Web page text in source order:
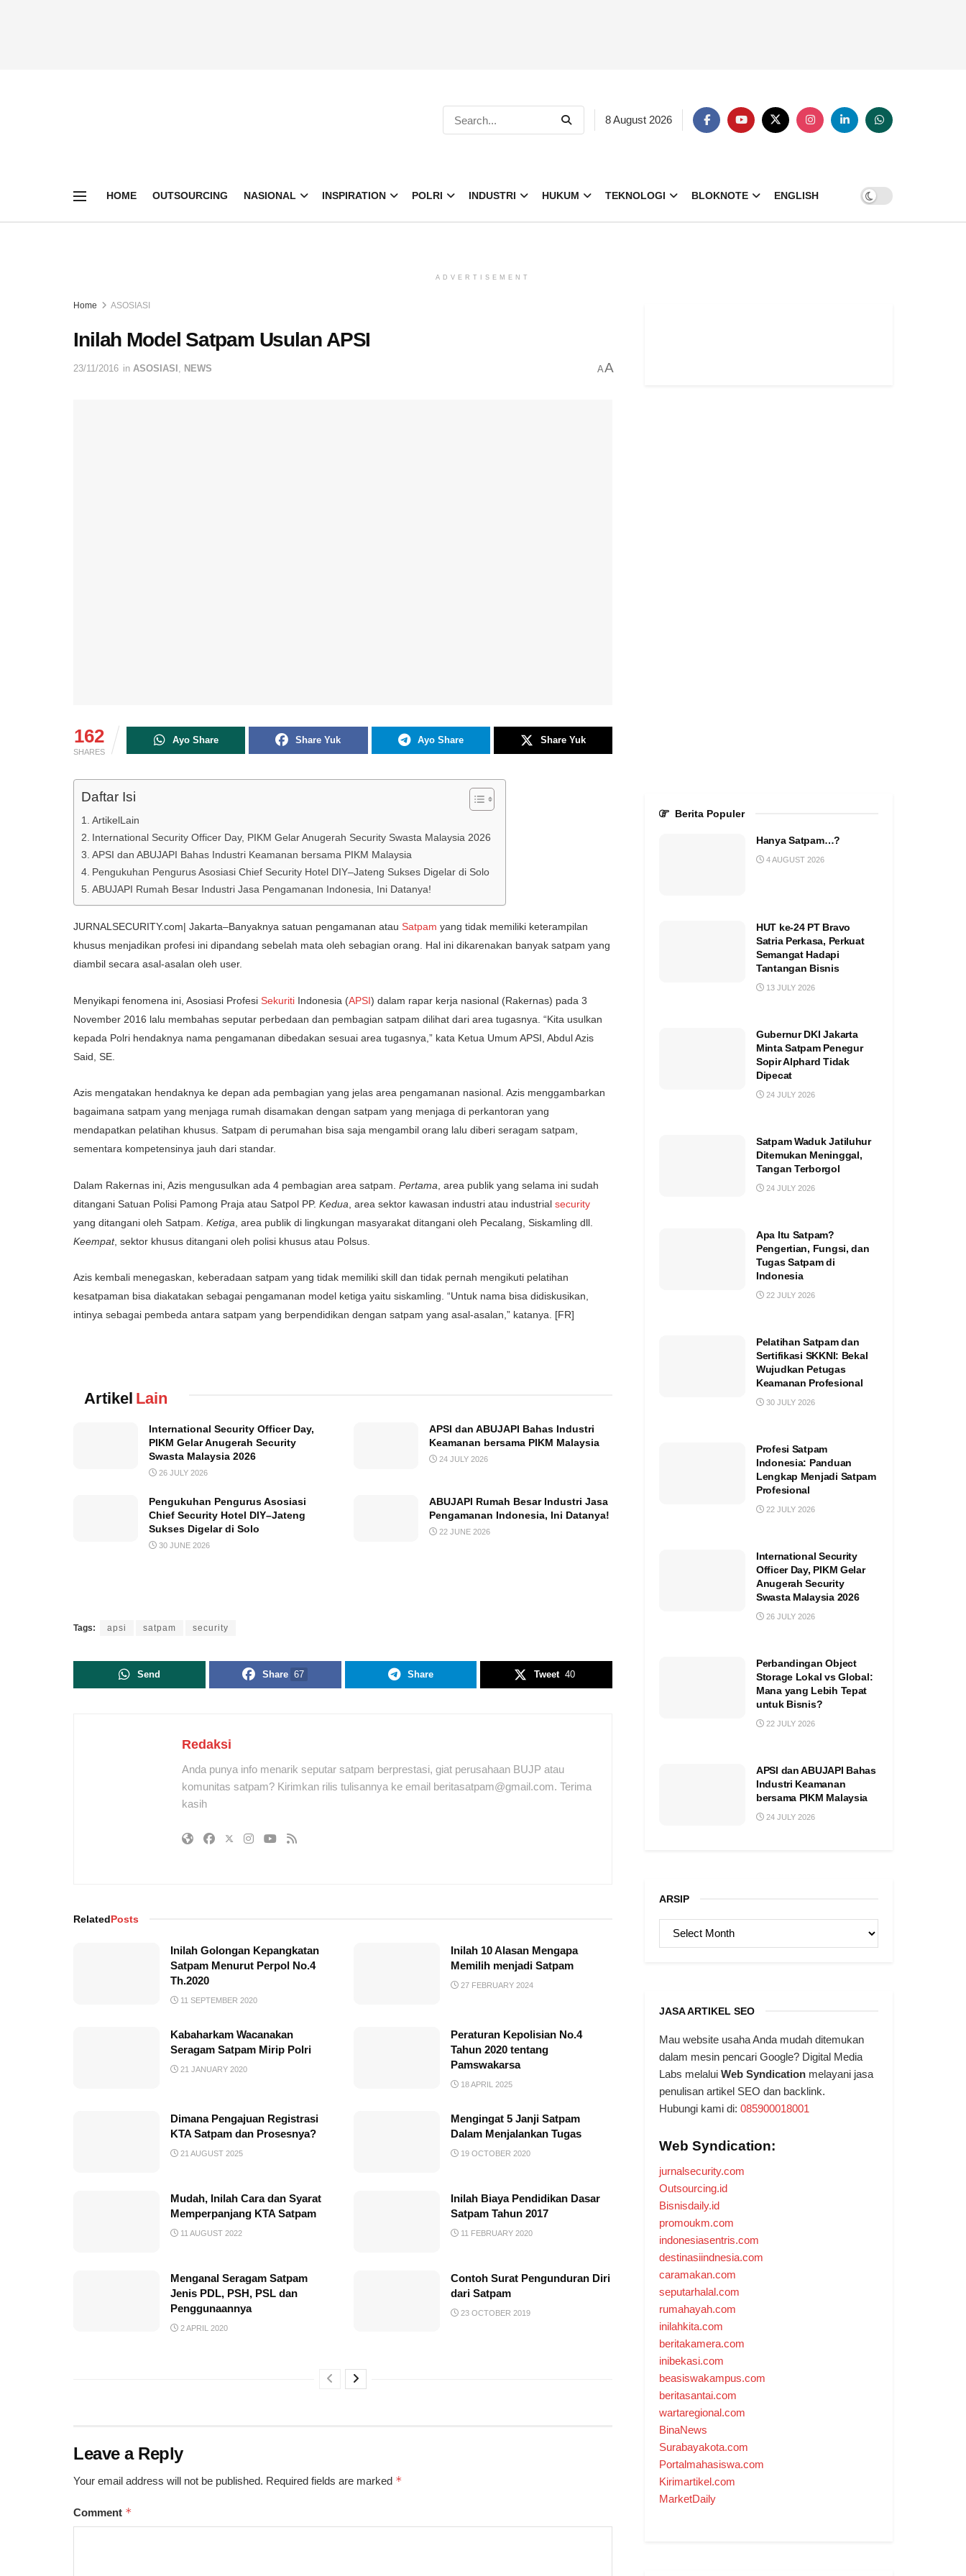
8 August 2026
HOME OUTSOURCING NASIONAL INSPIRATION POLRI INDUSTRI HUKUM TEKNOLOGI BLOKNOTE ENGLISH
ADVERTISEMENT
Home ASOSIASI
Inilah Model Satpam Usulan APSI
23/11/2016 in ASOSIASI , NEWS AA
162
SHARES
Ayo Share Share Yuk Ayo Share Share Yuk
Daftar Isi
ArtikelLain
International Security Officer Day, PIKM Gelar Anugerah Security Swasta Malaysia 2026
APSI dan ABUJAPI Bahas Industri Keamanan bersama PIKM Malaysia
Pengukuhan Pengurus Asosiasi Chief Security Hotel DIY–Jateng Sukses Digelar di Solo
ABUJAPI Rumah Besar Industri Jasa Pengamanan Indonesia, Ini Datanya!
JURNALSECURITY.com| Jakarta–Banyaknya satuan pengamanan atau Satpam yang tidak memiliki keterampilan
khusus menjadikan profesi ini dipandang sebelah mata oleh sebagian orang. Hal ini dikarenakan banyak satpam yang
diambil secara asal-asalan oleh user.
Menyikapi fenomena ini, Asosiasi Profesi Sekuriti Indonesia (APSI) dalam rapar kerja nasional (Rakernas) pada 3
November 2016 lalu membahas seputar perbedaan dan pembagian satpam dilihat dari area tugasnya. “Kita usulkan
kepada Polri hendaknya nama pengamanan dibedakan sesuai area tugasnya,” kata Ketua Umum APSI, Abdul Azis
Said, SE.
Azis mengatakan hendaknya ke depan ada pembagian yang jelas area pengamanan nasional. Azis menggambarkan
bagaimana satpam yang menjaga rumah disamakan dengan satpam yang menjaga di perkantoran yang
mendapatkan pelatihan khusus. Satpam di perumahan bisa saja mengambil orang lalu diberi seragam satpam,
sementara kompetensinya jauh dari standar.
Dalam Rakernas ini, Azis mengusulkan ada 4 pembagian area satpam. Pertama , area publik yang selama ini sudah
ditangani Satuan Polisi Pamong Praja atau Satpol PP. Kedua , area sektor kawasan industri atau industrial security
yang ditangani oleh Satpam. Ketiga , area publik di lingkungan masyarakat ditangani oleh Pecalang, Siskamling dll.
Keempat, sektor khusus ditangani oleh polisi khusus atau Polsus.
Azis kembali menegaskan, keberadaan satpam yang tidak memiliki skill dan tidak pernah mengikuti pelatihan
kesatpaman bisa diakatakan sebagai pengamanan model ketiga yaitu siskamling. “Untuk nama bisa didiskusikan,
intinya sebagai pembeda antara satpam yang berpendidikan dengan satpam yang asal-asalan,” katanya. [FR]
Artikel Lain
International Security Officer Day,
PIKM Gelar Anugerah Security
Swasta Malaysia 2026
26 JULY 2026
APSI dan ABUJAPI Bahas Industri
Keamanan bersama PIKM Malaysia
24 JULY 2026
Pengukuhan Pengurus Asosiasi
Chief Security Hotel DIY–Jateng
Sukses Digelar di Solo
30 JUNE 2026
ABUJAPI Rumah Besar Industri Jasa
Pengamanan Indonesia, Ini Datanya!
22 JUNE 2026
Tags: apsi satpam security
Send Share 67 Share Tweet 40
Redaksi
Anda punya info menarik seputar satpam berprestasi, giat perusahaan BUJP atau
komunitas satpam? Kirimkan rilis tulisannya ke email beritasatpam@gmail.com. Terima
kasih
RelatedPosts
Inilah Golongan Kepangkatan
Satpam Menurut Perpol No.4
Th.2020
11 SEPTEMBER 2020
Inilah 10 Alasan Mengapa
Memilih menjadi Satpam
27 FEBRUARY 2024
Kabaharkam Wacanakan
Seragam Satpam Mirip Polri
21 JANUARY 2020
Peraturan Kepolisian No.4
Tahun 2020 tentang
Pamswakarsa
18 APRIL 2025
Dimana Pengajuan Registrasi
KTA Satpam dan Prosesnya?
21 AUGUST 2025
Mengingat 5 Janji Satpam
Dalam Menjalankan Tugas
19 OCTOBER 2020
Mudah, Inilah Cara dan Syarat
Memperpanjang KTA Satpam
11 AUGUST 2022
Inilah Biaya Pendidikan Dasar
Satpam Tahun 2017
11 FEBRUARY 2020
Menganal Seragam Satpam
Jenis PDL, PSH, PSL dan
Penggunaannya
2 APRIL 2020
Contoh Surat Pengunduran Diri
dari Satpam
23 OCTOBER 2019
Leave a Reply
Your email address will not be published. Required fields are marked *
Comment *
Berita Populer
Hanya Satpam…?
4 AUGUST 2026
HUT ke-24 PT Bravo
Satria Perkasa, Perkuat
Semangat Hadapi
Tantangan Bisnis
13 JULY 2026
Gubernur DKI Jakarta
Minta Satpam Penegur
Sopir Alphard Tidak
Dipecat
24 JULY 2026
Satpam Waduk Jatiluhur
Ditemukan Meninggal,
Tangan Terborgol
24 JULY 2026
Apa Itu Satpam?
Pengertian, Fungsi, dan
Tugas Satpam di
Indonesia
22 JULY 2026
Pelatihan Satpam dan
Sertifikasi SKKNI: Bekal
Wujudkan Petugas
Keamanan Profesional
30 JULY 2026
Profesi Satpam
Indonesia: Panduan
Lengkap Menjadi Satpam
Profesional
22 JULY 2026
International Security
Officer Day, PIKM Gelar
Anugerah Security
Swasta Malaysia 2026
26 JULY 2026
Perbandingan Object
Storage Lokal vs Global:
Mana yang Lebih Tepat
untuk Bisnis?
22 JULY 2026
APSI dan ABUJAPI Bahas
Industri Keamanan
bersama PIKM Malaysia
24 JULY 2026
ARSIP
ARSIP
JASA ARTIKEL SEO
Mau website usaha Anda mudah ditemukan
dalam mesin pencari Google? Digital Media
Labs melalui Web Syndication melayani jasa
penulisan artikel SEO dan backlink.
Hubungi kami di: 085900018001
Web Syndication:
jurnalsecurity.com
Outsourcing.id
Bisnisdaily.id
promoukm.com
indonesiasentris.com
destinasiindnesia.com
caramakan.com
seputarhalal.com
rumahayah.com
inilahkita.com
beritakamera.com
inibekasi.com
beasiswakampus.com
beritasantai.com
wartaregional.com
BinaNews
Surabayakota.com
Portalmahasiswa.com
Kirimartikel.com
MarketDaily